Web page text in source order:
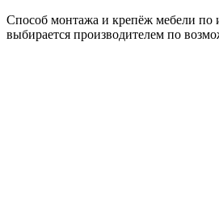
Способ монтажа и крепёж мебели по
выбирается производителем по